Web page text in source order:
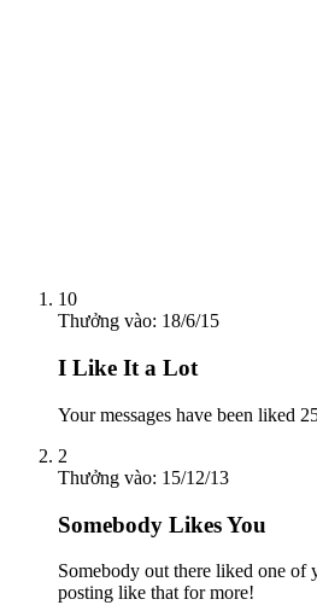
10
Thưởng vào: 18/6/15
I Like It a Lot
Your messages have been liked
2
Thưởng vào: 15/12/13
Somebody Likes You
Somebody out there liked one of
posting like that for more!